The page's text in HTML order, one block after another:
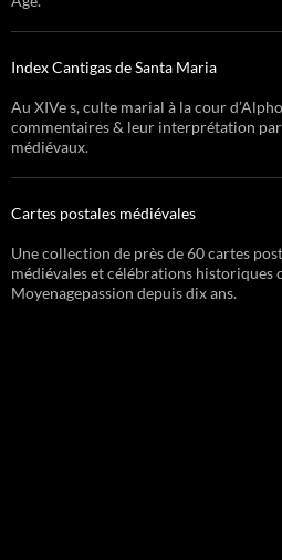
Index Cantigas de Santa Maria
Au XIVe s, culte marial à la cour
commentaires & leur interprétation
médiévaux.
Cartes postales médiévales
Une collection de près de 60 cartes
médiévales et célébrations historiques
Moyenagepassion depuis dix ans.